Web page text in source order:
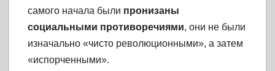
самого начала были пронизаны
социальными противоречиями, они не были
изначально «чисто революционными», а затем
«испорченными».